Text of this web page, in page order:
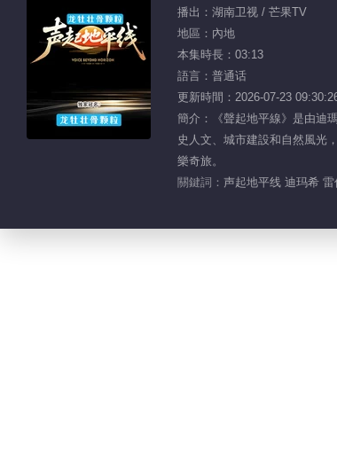
播出：湖南卫视 / 芒果TV
地區：內地
本集時長：03:13
語言：普通话
更新時間：2026-07-23
簡介：《聲起地平線》是由迪
史人文、城市建設和自然風光
樂奇旅。
關鍵詞： 声起地平线 迪玛希